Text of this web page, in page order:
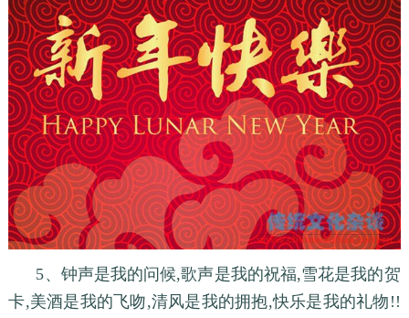
5、钟声是我的问候,歌声是我的祝福,雪花是我的贺
卡,美酒是我的飞吻,清风是我的拥抱,快乐是我的礼物!!